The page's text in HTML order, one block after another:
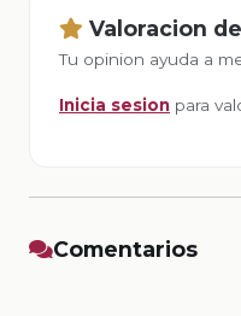
Valoracion
Tu opinion ayuda a
Inicia sesion para
Comentarios